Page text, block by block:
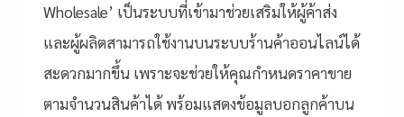
Wholesale’ เป็นระบบที่เข้ามาช่วยเสริมให้ผู้ค้าส่ง
และผู้ผลิตสามารถใช้งานบนระบบร้านค้าออนไลน์ได้
สะดวกมากขึ้น เพราะจะช่วยให้คุณกำหนดราคาขาย
ตามจำนวนสินค้าได้ พร้อมแสดงข้อมูลบอกลูกค้าบน